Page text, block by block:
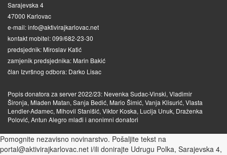
Sarajevska 4
47000 Karlovac
e-mail: info@aktivirajkarlovac.net
kontakt mobitel: 099/682-23-30
predsjednik: Miroslav Katić
zamjenik predsjednika: Marin Bakić
član Izvršnog odbora: Darko Lisac
Popis donatora za server 2022/23: Nevenka Sudac-Vinski, Vladimir
Šironja, Mladen Matan, Sanja Bedić, Mario Šimić, Vanja Klisurić, Vlasta
Lendler-Adamec, Mihovil Stanišić, Viktor Koska, Lucija Unuk, Draženka
Polović, Antun Alegro mlađi i anonimni donatori
Pomognite nezavisno novinarstvo. Pošaljite tekst na
portal@aktivirajkarlovac.net i/ili donirajte Udrugu Polka, Sarajevska 4,